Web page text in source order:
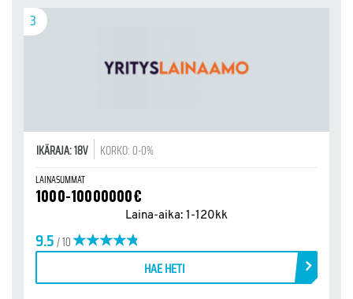
3
IKÄRAJA: 18V KORKO: 0-0%
LAINASUMMAT
1000-10000000€
Laina-aika: 1-120kk
9.5/ 10
HAE HETI